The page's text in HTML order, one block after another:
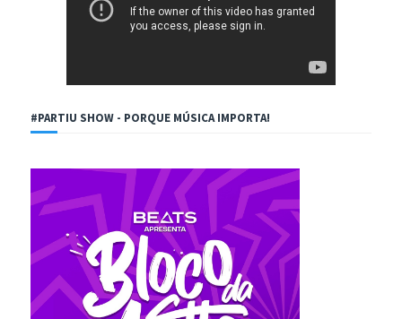
#PARTIU SHOW - PORQUE MÚSICA IMPORTA!